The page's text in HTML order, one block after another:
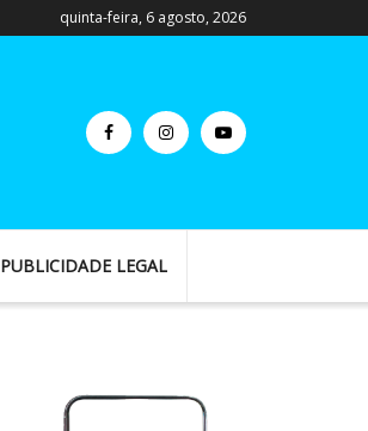
quinta-feira, 6 agosto, 2026
PUBLICIDADE LEGAL